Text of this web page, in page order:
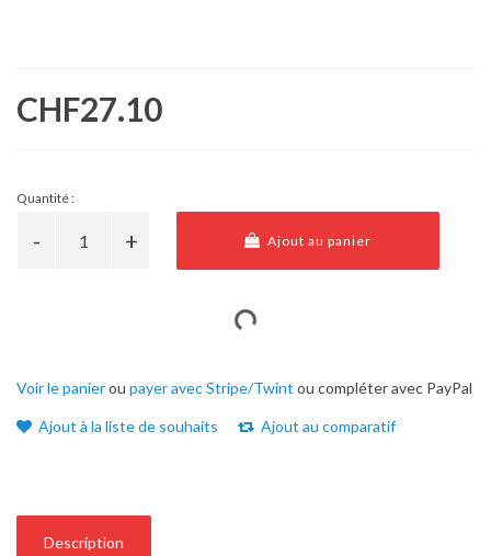
CHF27.10
Quantité :
Ajout au panier
Voir le panierou payer avec Stripe/Twint ou compléter avec PayPal
Ajout à la liste de souhaits Ajout au comparatif
Description